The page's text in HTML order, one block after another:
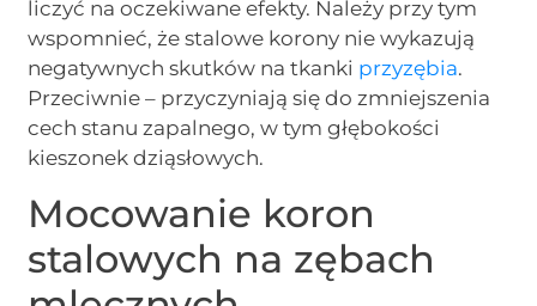
liczyć na oczekiwane efekty. Należy przy tym
wspomnieć, że stalowe korony nie wykazują
negatywnych skutków na tkanki przyzębia.
Przeciwnie – przyczyniają się do zmniejszenia
cech stanu zapalnego, w tym głębokości
kieszonek dziąsłowych.
Mocowanie koron
stalowych na zębach